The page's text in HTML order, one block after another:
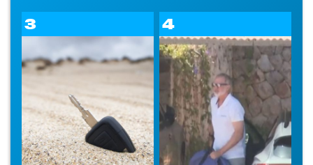
3 4